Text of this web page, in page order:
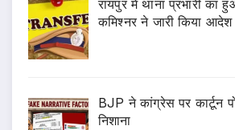
रायपुर में थाना प्रभारी का
कमिश्नर ने जारी किया आदेश
BJP ने कांग्रेस पर कार्टून
निशाना